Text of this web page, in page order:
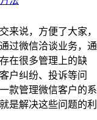
说，方便了大家，
过微信洽谈业务，通
在很多管理上的缺
户纠纷、投诉等问
款管理微信客户的系
是解决这些问题的利